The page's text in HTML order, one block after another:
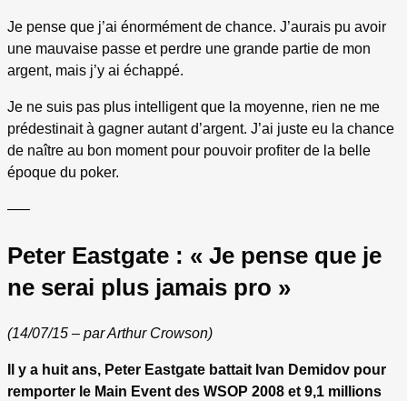
Je pense que j’ai énormément de chance. J’aurais pu avoir
une mauvaise passe et perdre une grande partie de mon
argent, mais j’y ai échappé.
Je ne suis pas plus intelligent que la moyenne, rien ne me
prédestinait à gagner autant d’argent. J’ai juste eu la chance
de naître au bon moment pour pouvoir profiter de la belle
époque du poker.
—–
Peter Eastgate : « Je pense que je
ne serai plus jamais pro »
(14/07/15 – par Arthur Crowson)
Il y a huit ans, Peter Eastgate battait Ivan Demidov pour
remporter le Main Event des WSOP 2008 et 9,1 millions